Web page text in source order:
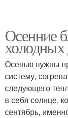
Осенние
холодных
Осенью нужны
систему,
следующего
в себя солнце,
сентябрь,